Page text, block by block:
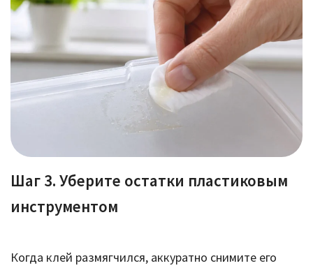
Шаг 3. Уберите остатки пластиковым
инструментом
Когда клей размягчился, аккуратно снимите его